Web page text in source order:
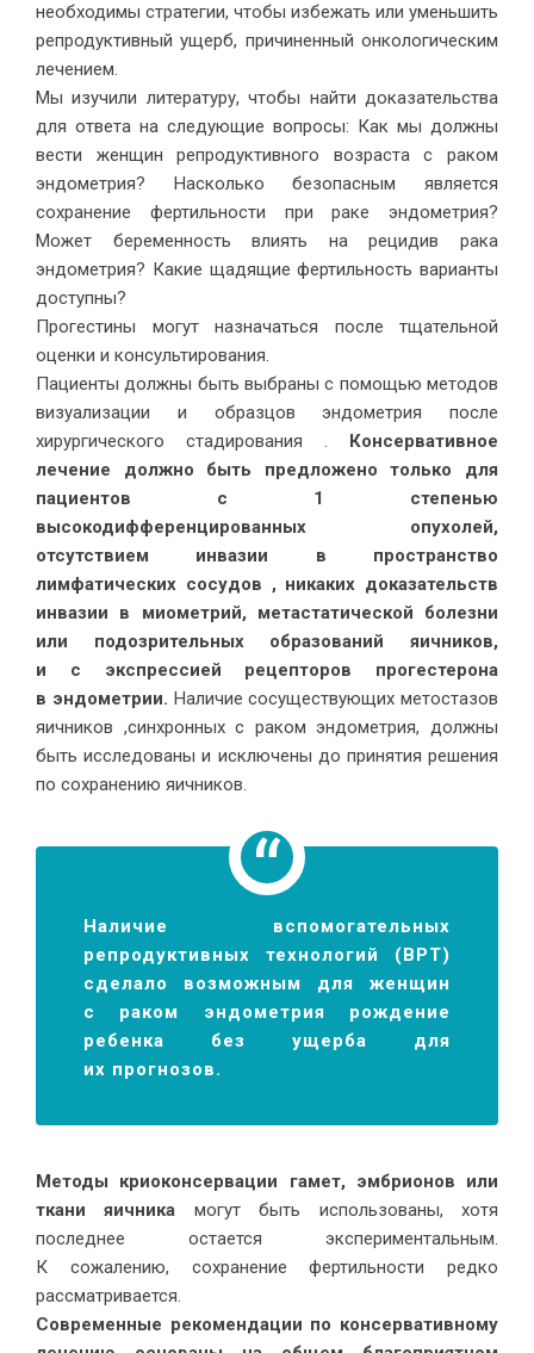
необходимы стратегии, чтобы избежать или уменьшить
репродуктивный ущерб, причиненный онкологическим
лечением.
Мы изучили литературу, чтобы найти доказательства
для ответа на следующие вопросы: Как мы должны
вести женщин репродуктивного возраста с раком
эндометрия? Насколько безопасным является
сохранение фертильности при раке эндометрия?
Может беременность влиять на рецидив рака
эндометрия? Какие щадящие фертильность варианты
доступны?
Прогестины могут назначаться после тщательной
оценки и консультирования.
Пациенты должны быть выбраны с помощью методов
визуализации и образцов эндометрия после
хирургического стадирования . Консервативное
лечение должно быть предложено только для
пациентов с 1 степенью
высокодифференцированных опухолей,
отсутствием инвазии в пространство
лимфатических сосудов , никаких доказательств
инвазии в миометрий, метастатической болезни
или подозрительных образований яичников,
и с экспрессией рецепторов прогестерона
в эндометрии. Наличие сосуществующих метостазов
яичников ,синхронных с раком эндометрия, должны
быть исследованы и исключены до принятия решения
по сохранению яичников.
Наличие вспомогательных
репродуктивных технологий (ВРТ)
сделало возможным для женщин
с раком эндометрия рождение
ребенка без ущерба для
их прогнозов.
Методы криоконсервации гамет, эмбрионов или
ткани яичника могут быть использованы, хотя
последнее остается экспериментальным.
К сожалению, сохранение фертильности редко
рассматривается.
Современные рекомендации по консервативному